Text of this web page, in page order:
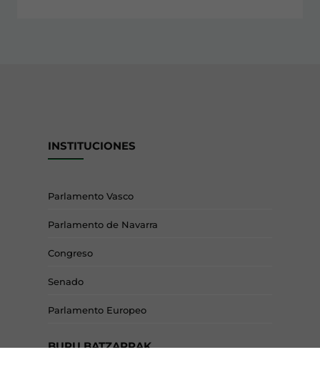
INSTITUCIONES
Parlamento Vasco
Parlamento de Navarra
Congreso
Senado
Parlamento Europeo
BURU BATZARRAK